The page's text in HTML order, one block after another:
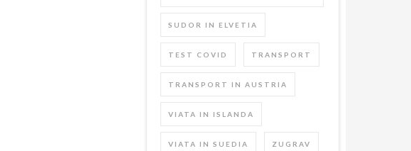
SUDOR IN ELVETIA
TEST COVID TRANSPORT
TRANSPORT IN AUSTRIA
VIATA IN ISLANDA
VIATA IN SUEDIA ZUGRAV